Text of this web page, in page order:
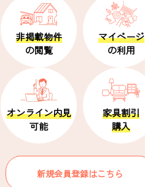
非掲載物件
の閲覧
マイページ
の利用
オンライン内見
可能
家具割引
購入
新規会員登録はこちら